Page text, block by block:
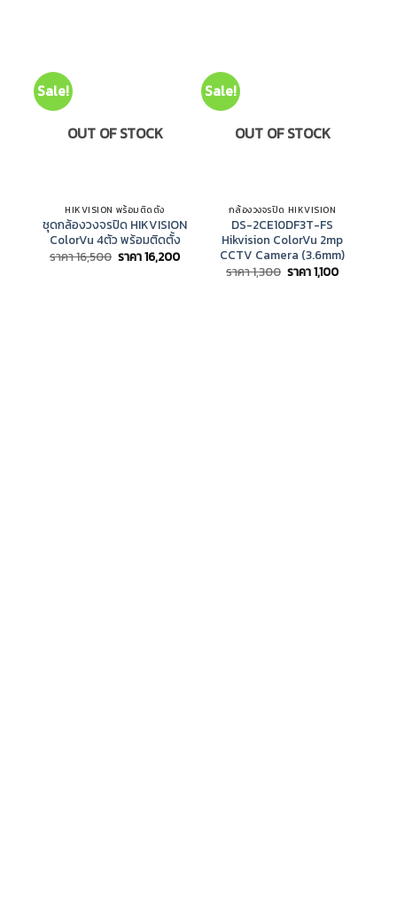
Sale!
OUT OF STOCK
HIKVISION พร้อมติดตั้ง
ชุดกล้องวงจรปิด HIKVISION
ColorVu 4ตัว พร้อมติดตั้ง
ราคา16,500 Original
price
ราคา16,200Current
Sale!
OUT OF STOCK
กล้องวงจรปิด HIKVISION
DS-2CE10DF3T-FS
Hikvision ColorVu 2mp
CCTV Camera (3.6mm)
ราคา1,300 Original
price
ราคา1,100Current